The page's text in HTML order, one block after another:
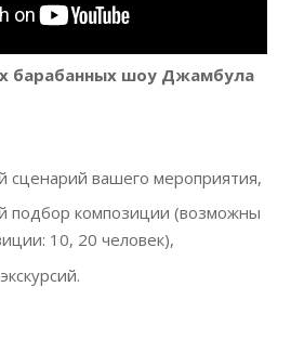
барабанных шоу Джамбула
сценарий вашего мероприятия,
подбор композиции (возможны
10, 20 человек),